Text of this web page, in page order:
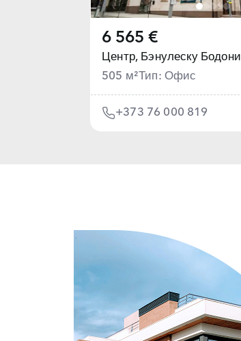
6 565 €
Центр, Бэнулеску Бодони
505 м²Тип: Офис
+373 76 000 819